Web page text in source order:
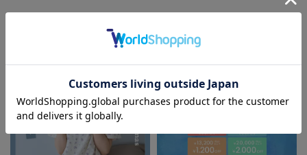
お気に入り商品を確認する
セール / クーポン情報